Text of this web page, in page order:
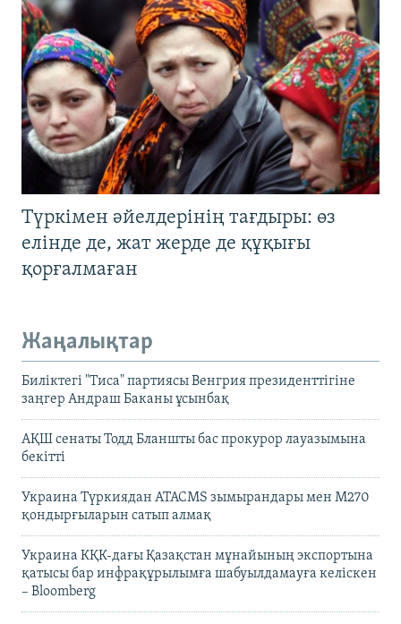
Түркімен әйелдерінің тағдыры: өз
елінде де, жат жерде де құқығы
қорғалмаған
Жаңалықтар
Биліктегі "Тиса" партиясы Венгрия президенттігіне
заңгер Андраш Баканы ұсынбақ
АҚШ сенаты Тодд Бланшты бас прокурор лауазымына
бекітті
Украина Түркиядан ATACMS зымырандары мен M270
қондырғыларын сатып алмақ
Украина КҚК-дағы Қазақстан мұнайының экспортына
қатысы бар инфрақұрылымға шабуылдамауға келіскен
– Bloomberg